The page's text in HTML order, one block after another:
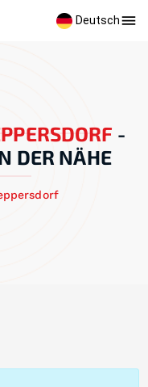
Deutsch
-
DER NÄHE